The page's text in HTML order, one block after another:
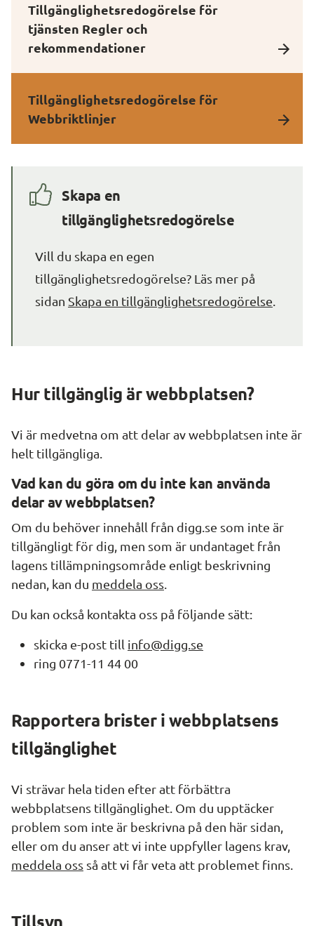
Tillgänglighetsredogörelse för
tjänsten Regler och
rekommendationer
Tillgänglighetsredogörelse för
Webbriktlinjer
Skapa en
tillgänglighetsredogörelse
Vill du skapa en egen
tillgänglighetsredogörelse? Läs mer på
sidan Skapa en tillgänglighetsredogörelse
Hur tillgänglig är webbplatsen?
Vi är medvetna om att delar av webbplatsen inte är
helt tillgängliga.
Vad kan du göra om du inte kan använda
delar av webbplatsen?
Om du behöver innehåll från digg.se som inte är
tillgängligt för dig, men som är undantaget från
lagens tillämpningsområde enligt beskrivning
nedan, kan du meddela oss
Du kan också kontakta oss på följande sätt:
skicka e-post till info@digg.se
ring 0771-11 44 00
Rapportera brister i webbplatsens
tillgänglighet
Vi strävar hela tiden efter att förbättra
webbplatsens tillgänglighet. Om du upptäcker
problem som inte är beskrivna på den här sidan,
meddela oss så att vi får veta att problemet finns.
Tillsyn